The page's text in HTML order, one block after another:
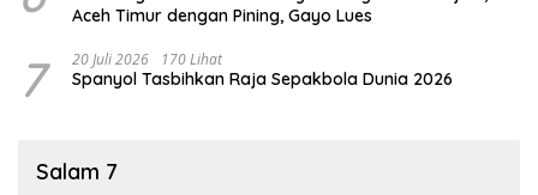
Aceh Timur dengan Pining, Gayo Lues
7 20 Juli 2026 170 Lihat
Spanyol Tasbihkan Raja Sepakbola Dunia 2026
Salam 7